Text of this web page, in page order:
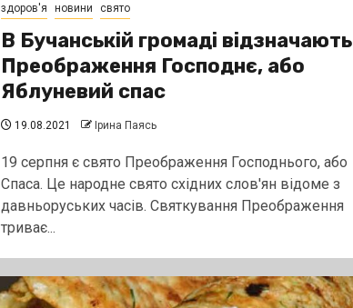
здоров'я новини свято
В Бучанській громаді відзначають
Преображення Господнє, або
Яблуневий спас
19.08.2021 Ірина Паясь
19 серпня є свято Преображення Господнього, або
Спаса. Це народне свято східних слов'ян відоме з
давньоруських часів. Святкування Преображення
триває...